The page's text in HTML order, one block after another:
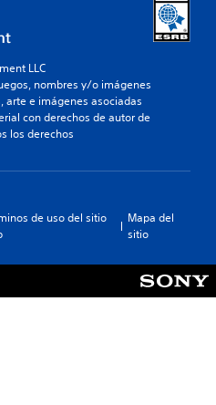
LLC
nombres y/o imágenes
arte e imágenes asociadas
con derechos de autor de
los derechos
de uso del sitio
Mapa del
sitio